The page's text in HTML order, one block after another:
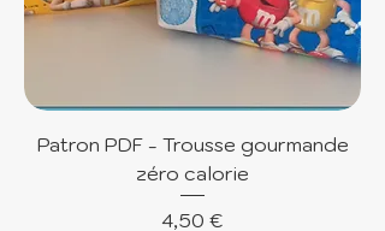
Patron PDF - Trousse gourmande
zéro calorie
Prix
4,50 €